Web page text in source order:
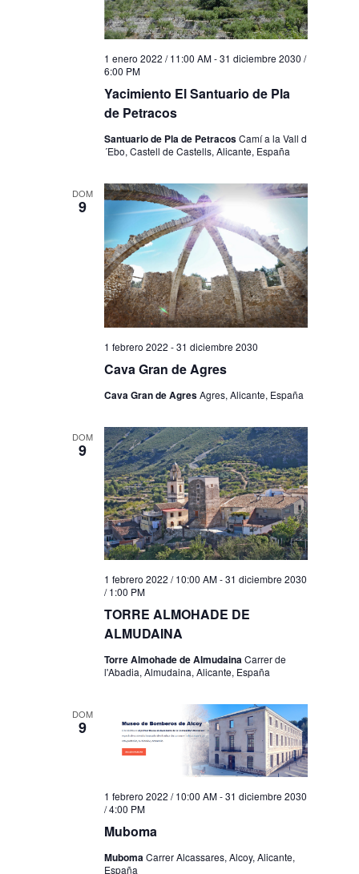
Yacimiento El Santuario de Pla
de Petracos
1 enero 2022 / 11:00 AM-31 diciembre 2030 /
6:00 PM
Santuario de Pla de PetracosCamí a la Vall d
´Ebo, Castell de Castells, Alicante, España
DOM
9
Cava Gran de Agres
1 febrero 2022 -31 diciembre 2030
Cava Gran de AgresAgres, Alicante, España
DOM
9
TORRE ALMOHADE DE
ALMUDAINA
1 febrero 2022 / 10:00 AM-31 diciembre 2030
/ 1:00 PM
Torre Almohade de AlmudainaCarrer de
l'Abadia, Almudaina, Alicante, España
DOM
9
Muboma
1 febrero 2022 / 10:00 AM-31 diciembre 2030
/ 4:00 PM
MubomaCarrer Alcassares, Alcoy, Alicante,
España